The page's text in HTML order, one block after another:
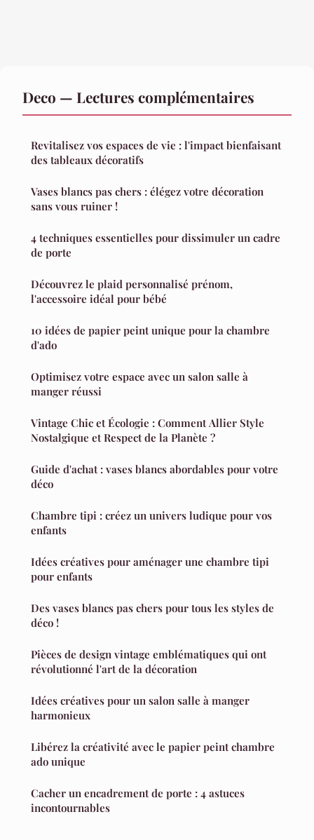
Deco — Lectures complémentaires
Revitalisez vos espaces de vie : l'impact bienfaisant
des tableaux décoratifs
Vases blancs pas chers : élégez votre décoration
sans vous ruiner !
4 techniques essentielles pour dissimuler un cadre
de porte
Découvrez le plaid personnalisé prénom,
l'accessoire idéal pour bébé
10 idées de papier peint unique pour la chambre
d'ado
Optimisez votre espace avec un salon salle à
manger réussi
Vintage Chic et Écologie : Comment Allier Style
Nostalgique et Respect de la Planète ?
Guide d'achat : vases blancs abordables pour votre
déco
Chambre tipi : créez un univers ludique pour vos
enfants
Idées créatives pour aménager une chambre tipi
pour enfants
Des vases blancs pas chers pour tous les styles de
déco !
Pièces de design vintage emblématiques qui ont
révolutionné l'art de la décoration
Idées créatives pour un salon salle à manger
harmonieux
Libérez la créativité avec le papier peint chambre
ado unique
Cacher un encadrement de porte : 4 astuces
incontournables